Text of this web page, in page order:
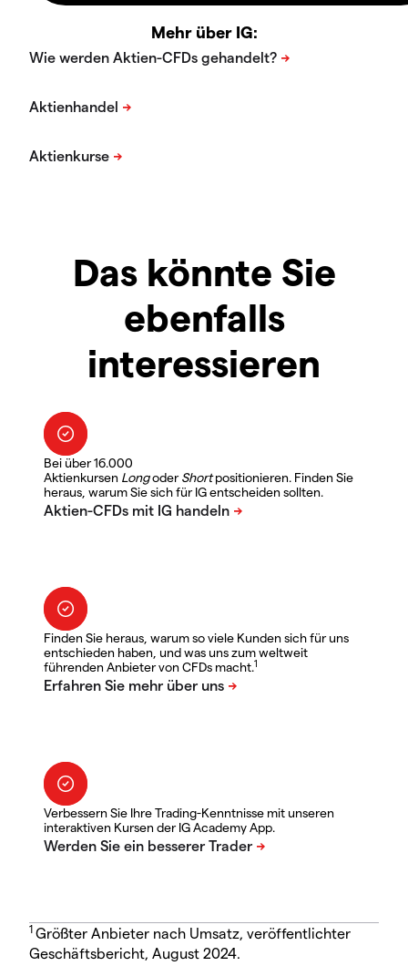
Mehr über IG:
Das könnte Sie
ebenfalls
interessieren
Bei über 16.000
Aktienkursen LongoderShortpositionieren. Finden Sie
heraus, warum Sie sich für IG entscheiden sollten.
Finden Sie heraus, warum so viele Kunden sich für uns
entschieden haben, und was uns zum weltweit
führenden Anbieter von CFDs macht.1
Verbessern Sie Ihre Trading-Kenntnisse mit unseren
interaktiven Kursen der IG Academy App.
1 Größter Anbieter nach Umsatz, veröffentlichter
Geschäftsbericht, August 2024.